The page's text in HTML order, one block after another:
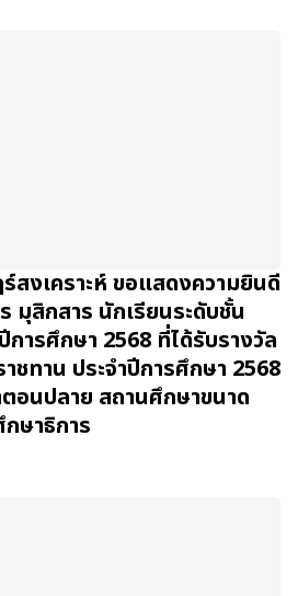
สงเคราะห์ ขอแสดงความยินดี
มุสิกสาร นักเรียนระดับชั้น
ารศึกษา 2568 ที่ได้รับรางวัล
ชทาน ประจำปีการศึกษา 2568
อนปลาย สถานศึกษาขนาด
ษาธิการ